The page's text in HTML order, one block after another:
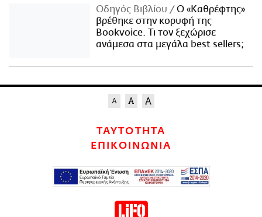
Οδηγός Βιβλίου
Ο «Καθρέφτης»
βρέθηκε στην κορυφή της
Bookvoice. Τι τον ξεχώρισε
ανάμεσα στα μεγάλα best sellers;
ΤΑΥΤΟΤΗΤΑ
ΕΠΙΚΟΙΝΩΝΙΑ